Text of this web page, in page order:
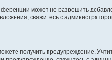
может не разрешить
свяжитесь с
получить предупреждение.